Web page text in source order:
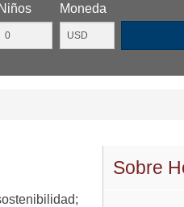
Niños
Moneda
Sobre